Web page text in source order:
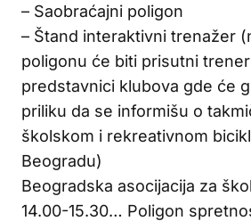
– Saobraćajni poligon
– Štand interaktivni trenažer
poligonu će biti prisutni
predstavnici klubova gde će
priliku da se informišu o
školskom i rekreativnom
Beogradu)
Beogradska asocijacija za
14.00-15.30… Poligon